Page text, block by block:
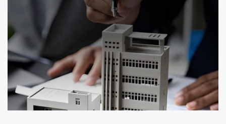
Devino antreprenor în imobiliare cu
Franciza STARTIMOB.
Descoperă oportunitatea!